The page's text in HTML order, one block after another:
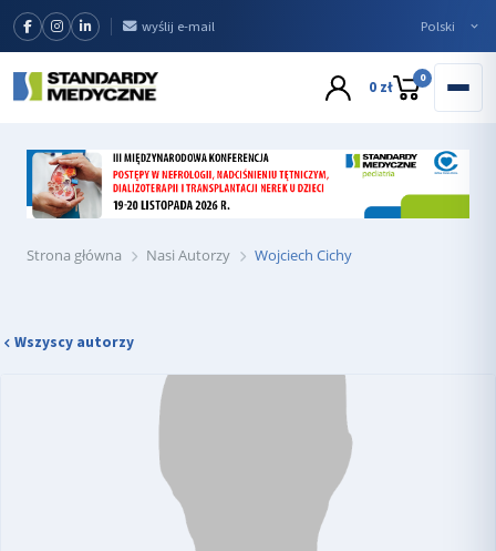
wyślij e-mail
0 zł 0
Strona główna Nasi Autorzy Wojciech Cichy
Wszyscy autorzy